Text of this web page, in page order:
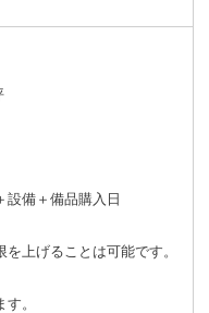
設備＋備品購入日
上げることは可能です。
。